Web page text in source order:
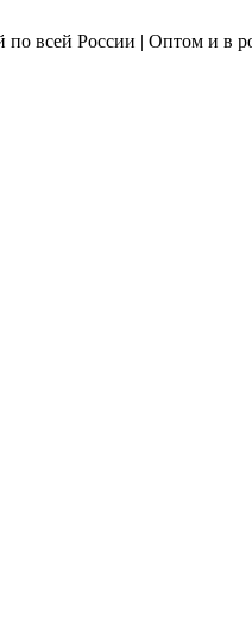
по всей России | Оптом и в